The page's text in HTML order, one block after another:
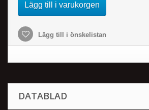
Lägg till i varukorgen
Lägg till i önskelistan
DATABLAD